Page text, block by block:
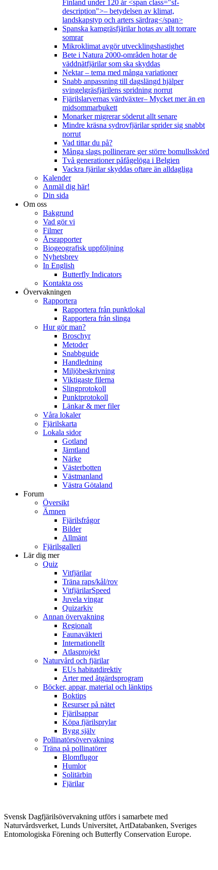
Finland under 120 år <span class="sf-
description">– betydelsen av klimat,
landskapstyp och arters särdrag</span>
Spanska kamgräsfjärilar hotas av allt torrare
somrar
Mikroklimat avgör utvecklingshastighet
Bete i Natura 2000-områden hotar de
väddnätfjärilar som ska skyddas
Nektar – tema med många variationer
Snabb anpassning till dagslängd hjälper
svingelgräsfjärilens spridning norrut
Fjärilslarvernas värdväxter– Mycket mer än en
midsommarbukett
Monarker migrerar söderut allt senare
Mindre kräsna sydrovfjärilar sprider sig snabbt
norrut
Vad tittar du på?
Många slags pollinerare ger större bomullsskörd
Två generationer påfågelöga i Belgien
Vackra fjärilar skyddas oftare än alldagliga
Kalender
Anmäl dig här!
Din sida
Om oss
Bakgrund
Vad gör vi
Filmer
Årsrapporter
Biogeografisk uppföljning
Nyhetsbrev
In English
Butterfly Indicators
Kontakta oss
Övervakningen
Rapportera
Rapportera från punktlokal
Rapportera från slinga
Hur gör man?
Broschyr
Metoder
Snabbguide
Handledning
Miljöbeskrivning
Viktigaste filerna
Slingprotokoll
Punktprotokoll
Länkar & mer filer
Våra lokaler
Fjärilskarta
Lokala sidor
Gotland
Jämtland
Närke
Västerbotten
Västmanland
Västra Götaland
Forum
Översikt
Ämnen
Fjärilsfrågor
Bilder
Allmänt
Fjärilsgalleri
Lär dig mer
Quiz
Vitfjärilar
Träna raps/kål/rov
VitfjärilarSpeed
Juvela vingar
Quizarkiv
Annan övervakning
Regionalt
Faunaväkteri
Internationellt
Atlasprojekt
Naturvård och fjärilar
EUs habitatdirektiv
Arter med åtgärdsprogram
Böcker, appar, material och länktips
Boktips
Resurser på nätet
Fjärilsappar
Köpa fjärilsprylar
Bygg själv
Pollinatörsövervakning
Träna på pollinatörer
Blomflugor
Humlor
Solitärbin
Fjärilar
Svensk Dagfjärilsövervakning utförs i samarbete med
Naturvårdsverket, Lunds Universitet, ArtDatabanken, Sveriges
Entomologiska Förening och Butterfly Conservation Europe.